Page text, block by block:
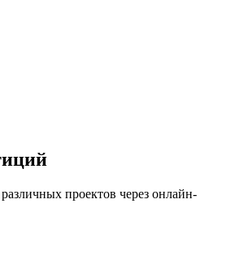
проектов через онлайн-